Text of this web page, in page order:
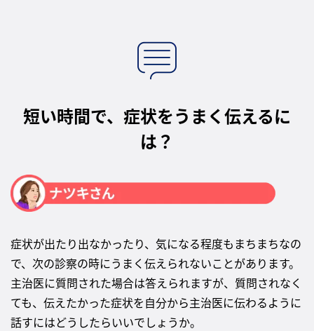
短い時間で、症状をうまく伝えるに
は？
症状が出たり出なかったり、気になる程度もまちまちなの
で、次の診察の時にうまく伝えられないことがあります。
主治医に質問された場合は答えられますが、質問されなく
ても、伝えたかった症状を自分から主治医に伝わるように
話すにはどうしたらいいでしょうか。